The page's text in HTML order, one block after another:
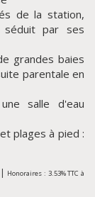
de la station,
séduit par ses
grandes baies
parentale en
salle d'eau
plages à pied :
Honoraires : 3.53% TTC à